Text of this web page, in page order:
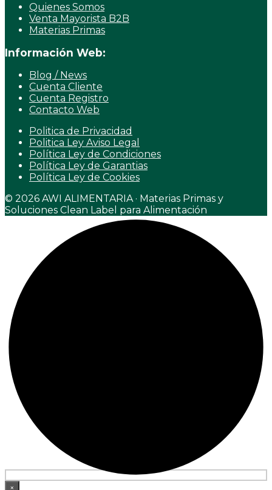
Quienes Somos
Venta Mayorista B2B
Materias Primas
Información Web:
Blog / News
Cuenta Cliente
Cuenta Registro
Contacto Web
Politica de Privacidad
Politica Ley Aviso Legal
Política Ley de Condiciones
Política Ley de Garantias
Política Ley de Cookies
© 2026 AWI ALIMENTARIA · Materias Primas y
Soluciones Clean Label para Alimentación
×